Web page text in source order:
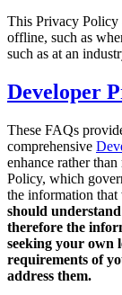
Unity がサポート
ローンチ後のイ
成長
詳しく見る
発見され、モバ
アプリ内課金
ストアとD2C全
収益化
プレイヤーを適
運用の卓越性を
店内体験をオン
自動車
イノベーション
すべての業界を
技術用語のライ
インサイト
ケーススタディ
実際の成功事例
ベストプラクテ
専門家のヒント
デモ
デモ、サンプル
すべてのリソース
新機能
ライブストリーム
開発者、クリエ
Unity Awards
世界中のUnityク
Unity は初めてで
実用的なヒント
教育
学生向け
キャリアをスタ
教育者向け
教育を大幅に強化
教育機関向けラ
Unityの力をあな
This Privacy Policy
offline, such as
such as at an
Developer
These FAQs
comprehensive
enhance rather
Policy, which
the information
should
therefore the
seeking your own
requirements of
address them.